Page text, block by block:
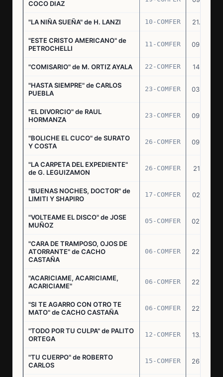
COCO DIAZ
"LA NIÑA SUEÑA" de H. LANZI 10-COMFER 21.03.75
"ESTE CRISTO AMERICANO" de
PETROCHELLI
11-COMFER 09.04.75
"COMISARIO" de M. ORTIZ AYALA 22-COMFER 14.07.75
"HASTA SIEMPRE" de CARLOS
PUEBLA
23-COMFER 03.09.75
"EL DIVORCIO" de RAUL
HORMANZA
23-COMFER 09.09.75
"BOLICHE EL CUCO" de SURATO
Y COSTA
26-COMFER 09.09.75
"LA CARPETA DEL EXPEDIENTE"
de G. LEGUIZAMON
26-COMFER 21.10.75
"BUENAS NOCHES, DOCTOR" de
LIMITI Y SHAPIRO
17-COMFER 02.01.76
"VOLTEAME EL DISCO" de JOSE
MUÑOZ
05-COMFER 02.02.76
"CARA DE TRAMPOSO, OJOS DE
ATORRANTE" de CACHO
CASTAÑA
06-COMFER 22.04.76
"ACARICIAME, ACARICIAME,
ACARICIAME"
06-COMFER 22.04.76
"SI TE AGARRO CON OTRO TE
MATO" de CACHO CASTAÑA
06-COMFER 22.04.76
"TODO POR TU CULPA" de PALITO
ORTEGA
12-COMFER 13.05.76
"TU CUERPO" de ROBERTO
CARLOS
15-COMFER 26.05.76